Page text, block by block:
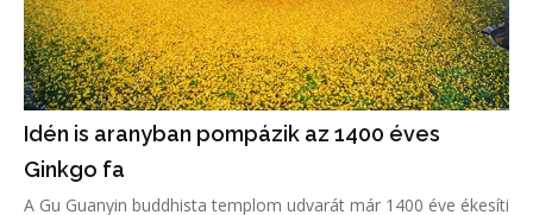
Idén is aranyban pompázik az 1400 éves
Ginkgo fa
A Gu Guanyin buddhista templom udvarát már 1400 éve ékesíti